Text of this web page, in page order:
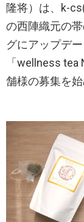
隆将）は、k-
の西陣織元の
グにアップデ
「wellness
舗様の募集を始